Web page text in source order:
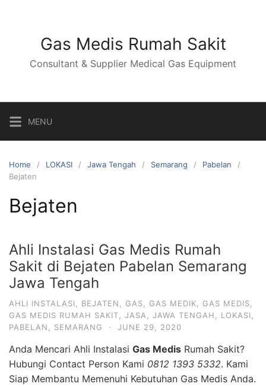
Gas Medis Rumah Sakit
Consultant & Supplier Medical Gas Equipment
MENU
Home LOKASI Jawa Tengah Semarang
Pabelan
Bejaten
Bejaten
Ahli Instalasi Gas Medis Rumah
Sakit di Bejaten Pabelan Semarang
Jawa Tengah
AHLI INSTALASI BEJATEN GAS GAS MEDIK GAS MEDIS
GAS MEDIS RUMAH SAKIT
JASA JAWA TENGAH LOKASI
PABELAN
SEMARANG · JUNE 29, 2020
Anda Mencari Ahli Instalasi Gas Medis Rumah Sakit?
Hubungi Contact Person Kami 0812 1393 5332. Kami
Siap Membantu Memenuhi Kebutuhan Gas Medis Anda.